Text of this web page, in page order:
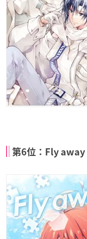
第6位：Fly away